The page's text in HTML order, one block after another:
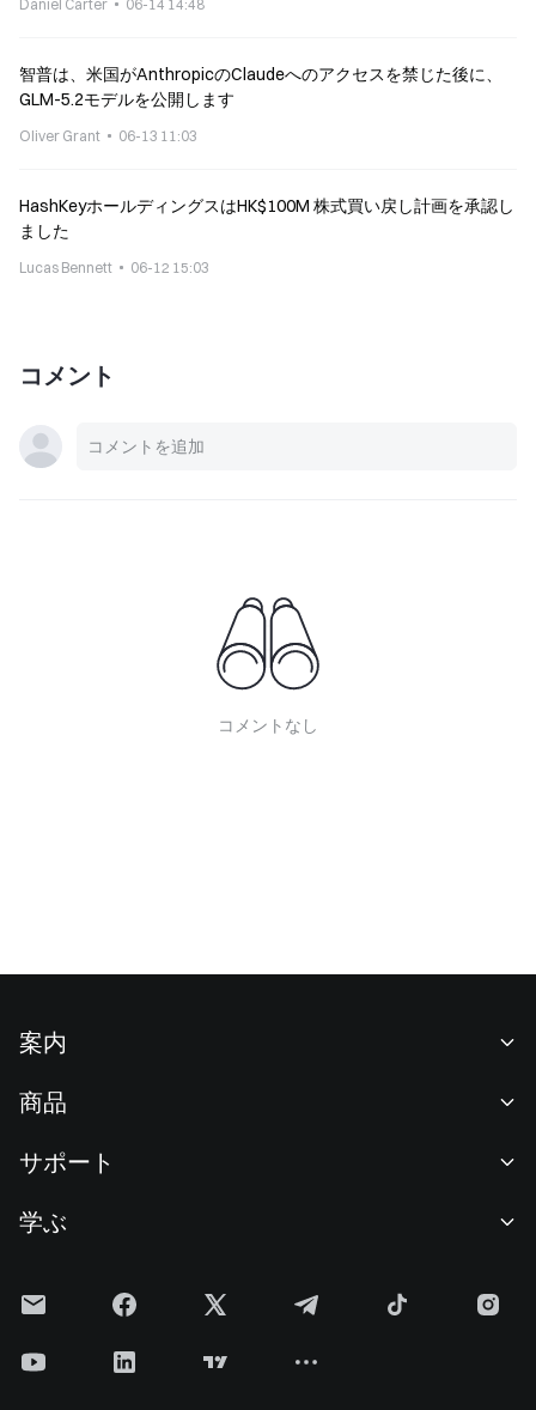
Daniel Carter 06-14 14:48
智普は、米国がAnthropicのClaudeへのアクセスを禁じた後に、
GLM-5.2モデルを公開します
Oliver Grant 06-13 11:03
HashKeyホールディングスはHK$100M 株式買い戻し計画を承認し
ました
Lucas Bennett 06-12 15:03
コメント
コメントなし
案内
ニュースルーム
F1 Oracle Red Bull Racing 公式スポンサー
クッキーポリシー
商品
現物取引
投資センター
サポート
手数料
学ぶ
Gateニュース